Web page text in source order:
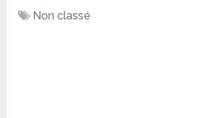
Non classé